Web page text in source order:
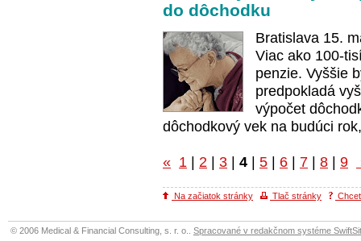
do dôchodku
Bratislava 15.
Viac ako 100-
penzie. Vyššie
predpokladá
výpočet
dôchodkový vek na budúci
« 1 2 3 4 5 6 7 8 9
Na začiatok stránky Tlač stránky
© 2006 Medical & Financial Consulting, s. r. o.. Spracované v redakčnom systéme